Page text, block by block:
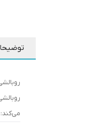
می‌کند: